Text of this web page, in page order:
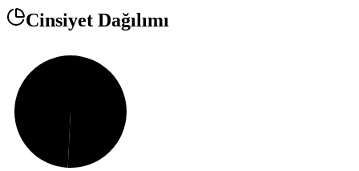
Cinsiyet Dağılımı